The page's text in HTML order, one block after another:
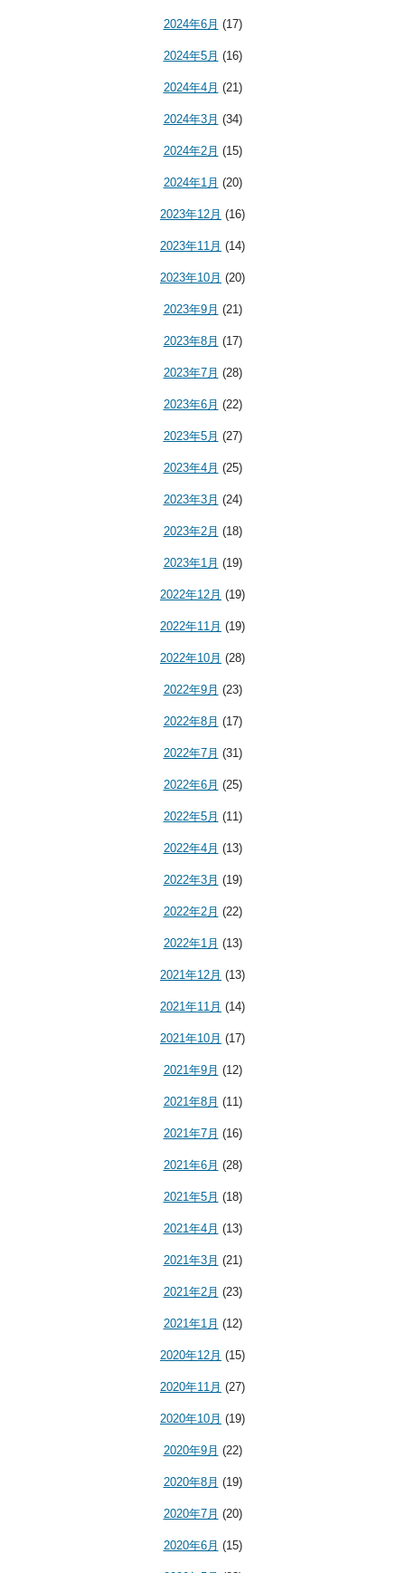
2024年6月 (17)
2024年5月 (16)
2024年4月 (21)
2024年3月 (34)
2024年2月 (15)
2024年1月 (20)
2023年12月 (16)
2023年11月 (14)
2023年10月 (20)
2023年9月 (21)
2023年8月 (17)
2023年7月 (28)
2023年6月 (22)
2023年5月 (27)
2023年4月 (25)
2023年3月 (24)
2023年2月 (18)
2023年1月 (19)
2022年12月 (19)
2022年11月 (19)
2022年10月 (28)
2022年9月 (23)
2022年8月 (17)
2022年7月 (31)
2022年6月 (25)
2022年5月 (11)
2022年4月 (13)
2022年3月 (19)
2022年2月 (22)
2022年1月 (13)
2021年12月 (13)
2021年11月 (14)
2021年10月 (17)
2021年9月 (12)
2021年8月 (11)
2021年7月 (16)
2021年6月 (28)
2021年5月 (18)
2021年4月 (13)
2021年3月 (21)
2021年2月 (23)
2021年1月 (12)
2020年12月 (15)
2020年11月 (27)
2020年10月 (19)
2020年9月 (22)
2020年8月 (19)
2020年7月 (20)
2020年6月 (15)